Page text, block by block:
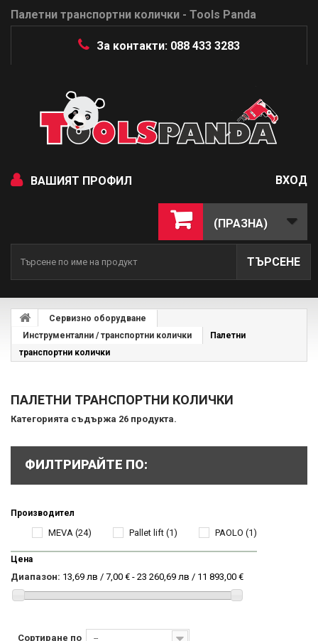
Палетни транспортни колички - Tools Panda
За контакти: 088 433 3283
ВАШИЯТ ПРОФИЛ ВХОД
(ПРАЗНА)
ТЪРСЕНЕ
Сервизно оборудване
Инструментални / транспортни колички
Палетни
транспортни колички
ПАЛЕТНИ ТРАНСПОРТНИ КОЛИЧКИ
Категорията съдържа 26 продукта.
ФИЛТРИРАЙТЕ ПО:
Производител
MEVA (24) Pallet lift (1) PAOLO (1)
Цена
Диапазон: 13,69 лв / 7,00 € - 23 260,69 лв / 11 893,00 €
Сортиране по --